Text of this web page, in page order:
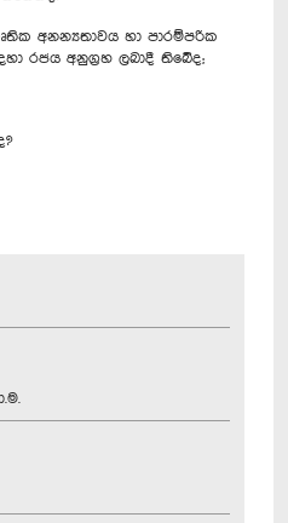
අනන්‍යතාවය හා පාරම්පරික
රජය අනුග‍්‍රහ ලබාදී තිබේද;